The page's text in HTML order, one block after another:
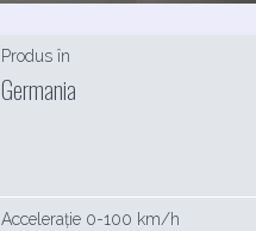
Produs în
Germania
Accelerație 0-100 km/h